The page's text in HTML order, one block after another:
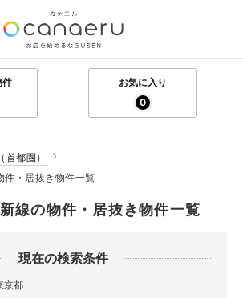
件
お気に入り
0
首都圏）
件・居抜き物件一覧
線の物件・居抜き物件一覧
現在の検索条件
京都